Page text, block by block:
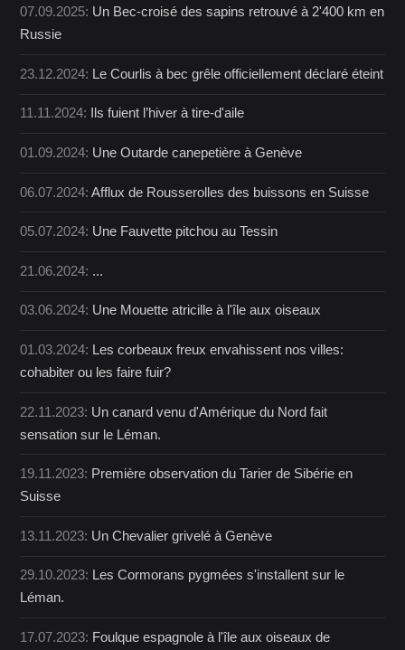
07.09.2025: Un Bec-croisé des sapins retrouvé à 2'400 km en
Russie
23.12.2024: Le Courlis à bec grêle officiellement déclaré éteint
11.11.2024: Ils fuient l’hiver à tire-d'aile
01.09.2024: Une Outarde canepetière à Genève
06.07.2024:Afflux de Rousserolles des buissons en Suisse
05.07.2024: Une Fauvette pitchou au Tessin
21.06.2024: ...
03.06.2024: Une Mouette atricille à l'île aux oiseaux
01.03.2024: Les corbeaux freux envahissent nos villes:
cohabiter ou les faire fuir?
22.11.2023: Un canard venu d'Amérique du Nord fait
sensation sur le Léman.
19.11.2023: Première observation du Tarier de Sibérie en
Suisse
13.11.2023: Un Chevalier grivelé à Genève
29.10.2023: Les Cormorans pygmées s'installent sur le
Léman.
17.07.2023: Foulque espagnole à l'île aux oiseaux de